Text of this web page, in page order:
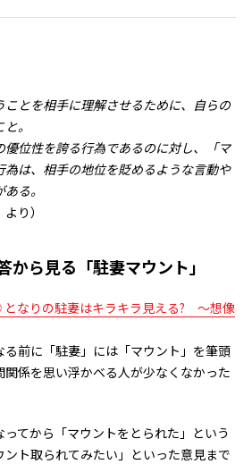
ことを相手に理解させるために、自らの
。
位性を誇る行為であるのに対し、「マ
為は、相手の地位を貶めるような言動や
る。
り）
から見る「駐妻マウント」
なりの駐妻はキラキラ見える? ～想像
前に「駐妻」には「マウント」を筆頭
関係を思い浮かべる人が少なくなかった
てから「マウントをとられた」という
ト取られてみたい」といった意見まで